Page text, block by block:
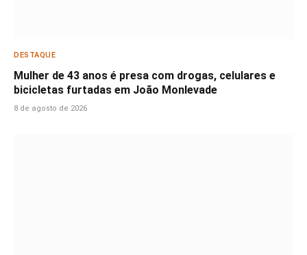
DESTAQUE
Mulher de 43 anos é presa com drogas, celulares e
bicicletas furtadas em João Monlevade
8 de agosto de 2026